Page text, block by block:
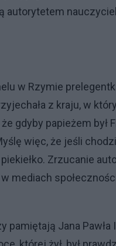
autorytetem
w Rzymie
z kraju, w
gdyby papieżem był
więc, że jeśli
Zrzucanie
mediach
pamiętają Jana